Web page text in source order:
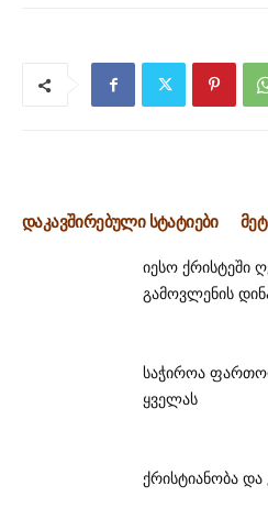
დაკავშირებული სტატიები
იესო ქრისტეში
გამოვლენის
საჭიროა
ყველას
ქრისტიანობა და